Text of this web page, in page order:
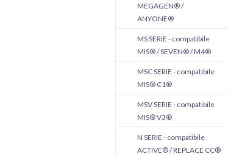
MEGAGEN® /
ANYONE®
MS SERIE - compatibile
MIS® / SEVEN® / M4®
MSC SERIE - compatibile
MIS® C1®
MSV SERIE - compatibile
MIS® V3®
N SERIE - compatibile
ACTIVE® / REPLACE CC®